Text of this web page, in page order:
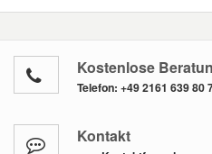
Kostenlose
Telefon: +49 2161 639 80
Kontakt